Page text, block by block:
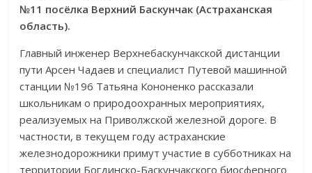
№11 посёлка Верхний Баскунчак (Астраханская
область).
Главный инженер Верхнебаскунчакской дистанции
пути Арсен Чадаев и специалист Путевой машинной
станции №196 Татьяна Кононенко рассказали
школьникам о природоохранных мероприятиях,
реализуемых на Приволжской железной дороге. В
частности, в текущем году астраханские
железнодорожники примут участие в субботниках на
территории Богдинско-Баскунчакского биосферного